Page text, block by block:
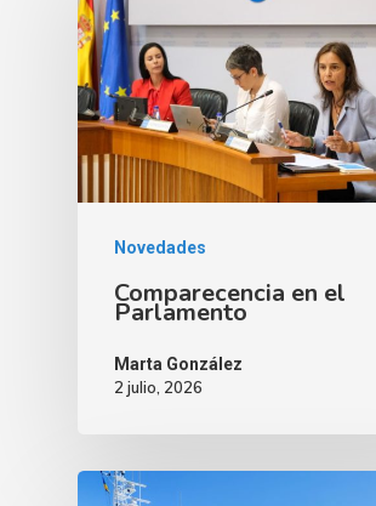
Novedades
Comparecencia en el
Parlamento
Marta González
2 julio, 2026